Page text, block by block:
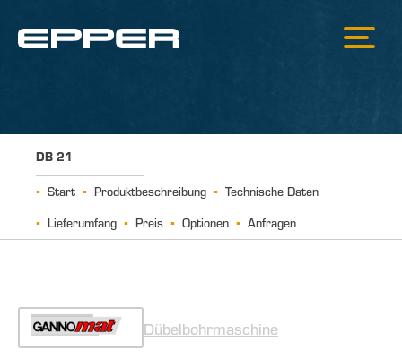
DB 21
Start Produktbeschreibung
Technische Daten
Lieferumfang
Preis Optionen Anfragen
Dübelbohrmaschine